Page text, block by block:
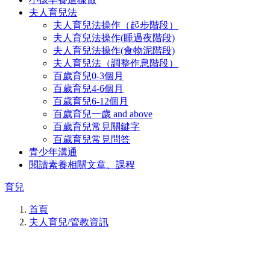
夫人育兒法
夫人育兒法操作（起步階段）
夫人育兒法操作(睡過夜階段)
夫人育兒法操作(食物泥階段)
夫人育兒法（調整作息階段）
百歲育兒0-3個月
百歲育兒4-6個月
百歲育兒6-12個月
百歲育兒一歲 and above
百歲育兒常見關鍵字
百歲育兒常見問答
青少年溝通
閱讀素養相關文章、課程
育兒
首頁
夫人育兒/管教資訊